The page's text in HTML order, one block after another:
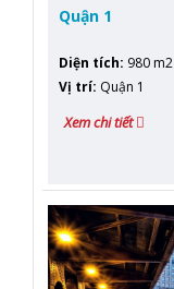
Quận 1
Diện tích: 980 m2
Vị trí: Quận 1
Xem chi tiết